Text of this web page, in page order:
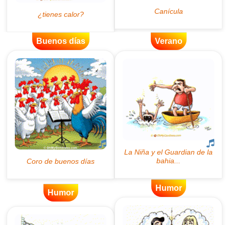
Buenos días Verano
Humor
Humor